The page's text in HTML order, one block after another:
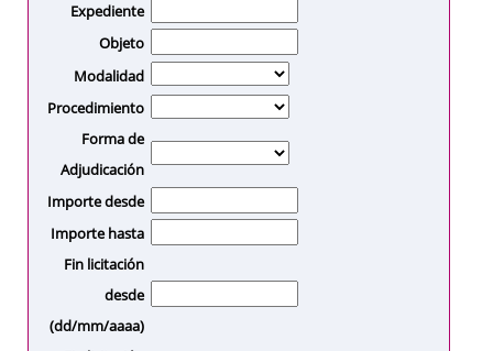
Expediente
Objeto
Modalidad
Procedimiento
Forma de
Adjudicación
Importe desde
Importe hasta
Fin licitación
desde
(dd/mm/aaaa)